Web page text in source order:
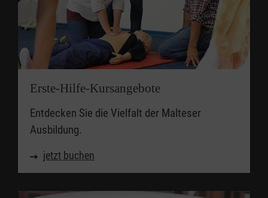
Erste-Hilfe-Kursangebote
Entdecken Sie die Vielfalt der Malteser
Ausbildung.
jetzt buchen